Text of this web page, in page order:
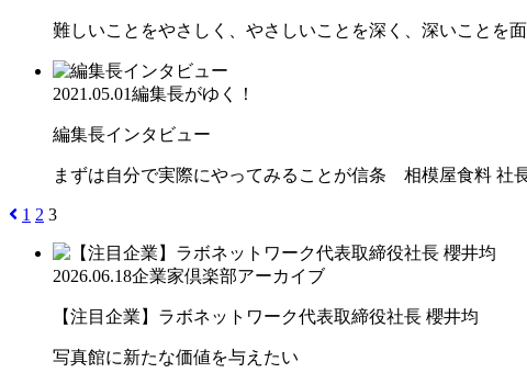
難しいことをやさしく、やさしいことを深く、深いことを面
2021.05.01編集長がゆく！
編集長インタビュー
まずは自分で実際にやってみることが信条 相模屋食料 社
1 2 3
2026.06.18企業家倶楽部アーカイブ
【注目企業】ラボネットワーク代表取締役社長 櫻井均
写真館に新たな価値を与えたい